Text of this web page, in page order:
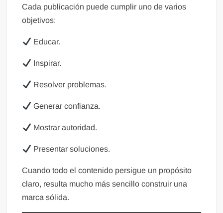
Cada publicación puede cumplir uno de varios
objetivos:
Educar.
Inspirar.
Resolver problemas.
Generar confianza.
Mostrar autoridad.
Presentar soluciones.
Cuando todo el contenido persigue un propósito
claro, resulta mucho más sencillo construir una
marca sólida.